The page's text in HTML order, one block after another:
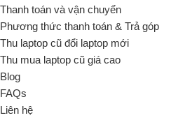
Thanh toán và vận chuyển
Phương thức thanh toán & Trả góp
Thu laptop cũ đổi laptop mới
Thu mua laptop cũ giá cao
Blog
FAQs
Liên hệ